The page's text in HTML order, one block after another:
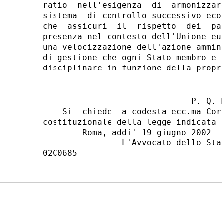
ratio  nell'esigenza  di
sistema  di controllo successivo
che  assicuri  il  rispetto  dei
presenza nel contesto dell'Unione
una velocizzazione dell'azione
di gestione che ogni Stato membro
P. Q.
Si  chiede  a codesta ecc.ma
costituzionale della legge indicata
        Roma, addi' 19 giugno 2002
L'Avvocato dello